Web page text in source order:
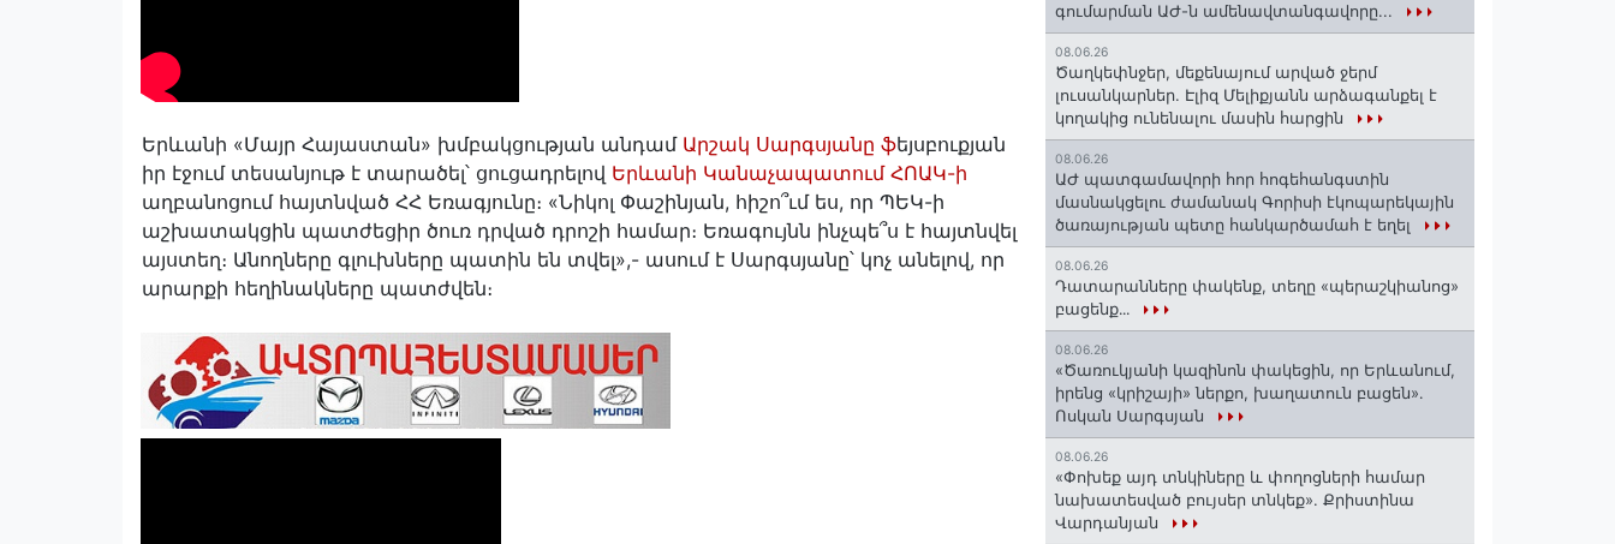
Երևանի «Մայր Հայաստան» խմբակցության անդամ Արշակ Սարգսյանը ֆեյսբուքյան
իր էջում տեսանյութ է տարածել՝ ցուցադրելով Երևանի Կանաչապատում ՀՈԱԿ-ի
աղբանոցում հայտնված ՀՀ Եռագյունը։ «Նիկոլ Փաշինյան, հիշո՞ւմ ես, որ ՊԵԿ-ի
աշխատակցին պատժեցիր ծուռ դրված դրոշի համար։ Եռագույնն ինչպե՞ս է հայտնվել
այստեղ։ Անողները գլուխները պատին են տվել»,- ասում է Սարգսյանը՝ կոչ անելով, որ
արարքի հեղինակները պատժվեն։
գումարման ԱԺ-ն ամենավտանգավորը...
08.06.26
Ծաղկեփնջեր, մեքենայում արված ջերմ
լուսանկարներ. Էլիզ Մելիքյանն արձագանքել է
կողակից ունենալու մասին հարցին
08.06.26
ԱԺ պատգամավորի հոր հոգեհանգստին
մասնակցելու ժամանակ Գորիսի էկոպարեկային
ծառայության պետը հանկարծամահ է եղել
08.06.26
Դատարանները փակենք, տեղը «պերաշկիանոց»
բացենք․․․
08.06.26
«Ծառուկյանի կազինոն փակեցին, որ Երևանում,
իրենց «կրիշայի» ներքո, խաղատուն բացեն»․
Ոսկան Սարգսյան
08.06.26
«Փոխեք այդ տնկիները և փողոցների համար
նախատեսված բույսեր տնկեք». Քրիստինա
Վարդանյան